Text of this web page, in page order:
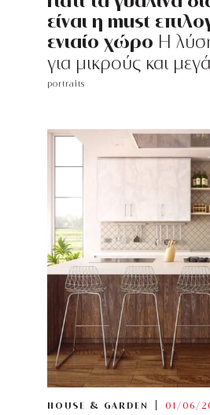
είναι η must
ενιαίο χώρο Η
για μικρούς και
portraits
HOUSE & GARDEN 01/06/